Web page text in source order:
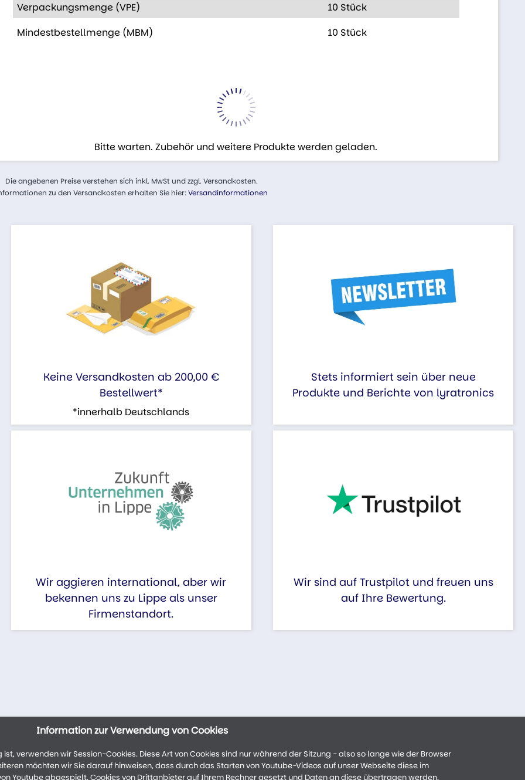
Verpackungsmenge (VPE)
10 Stück
Mindestbestellmenge (MBM)
10 Stück
Bitte warten. Zubehör und weitere Produkte werden geladen.
Die angebenen Preise verstehen sich inkl. MwSt und zzgl. Versandkosten.
zu den Versandkosten erhalten Sie hier: Versandinformationen
Keine Versandkosten ab 200,00 €
Bestellwert*
*innerhalb Deutschlands
Stets informiert sein über neue
Produkte und Berichte von lyratronics
Wir aggieren international, aber wir
bekennen uns zu Lippe als unser
Firmenstandort.
Wir sind auf Trustpilot und freuen uns
auf Ihre Bewertung.
Information zur Verwendung von Cookies
verwenden wir Session-Cookies. Diese Art von Cookies sind nur während der Sitzung - also so lange wie der Browser
möchten wir Sie darauf hinweisen, dass durch das Starten von Youtube-Videos auf unser Webseite diese im
Youtube abgespielt, Cookies von Drittanbieter auf Ihrem Rechner gesetzt und Daten an diese übertragen werden.